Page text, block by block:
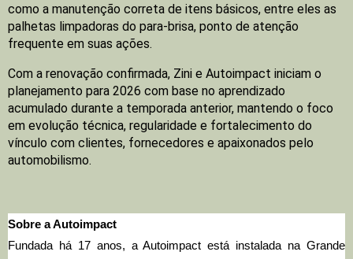
como a manutenção correta de itens básicos, entre eles as
palhetas limpadoras do para-brisa, ponto de atenção
frequente em suas ações.
Com a renovação confirmada, Zini e Autoimpact iniciam o
planejamento para 2026 com base no aprendizado
acumulado durante a temporada anterior, mantendo o foco
em evolução técnica, regularidade e fortalecimento do
vínculo com clientes, fornecedores e apaixonados pelo
automobilismo.
Sobre a Autoimpact
Fundada há 17 anos, a Autoimpact está instalada na Grande